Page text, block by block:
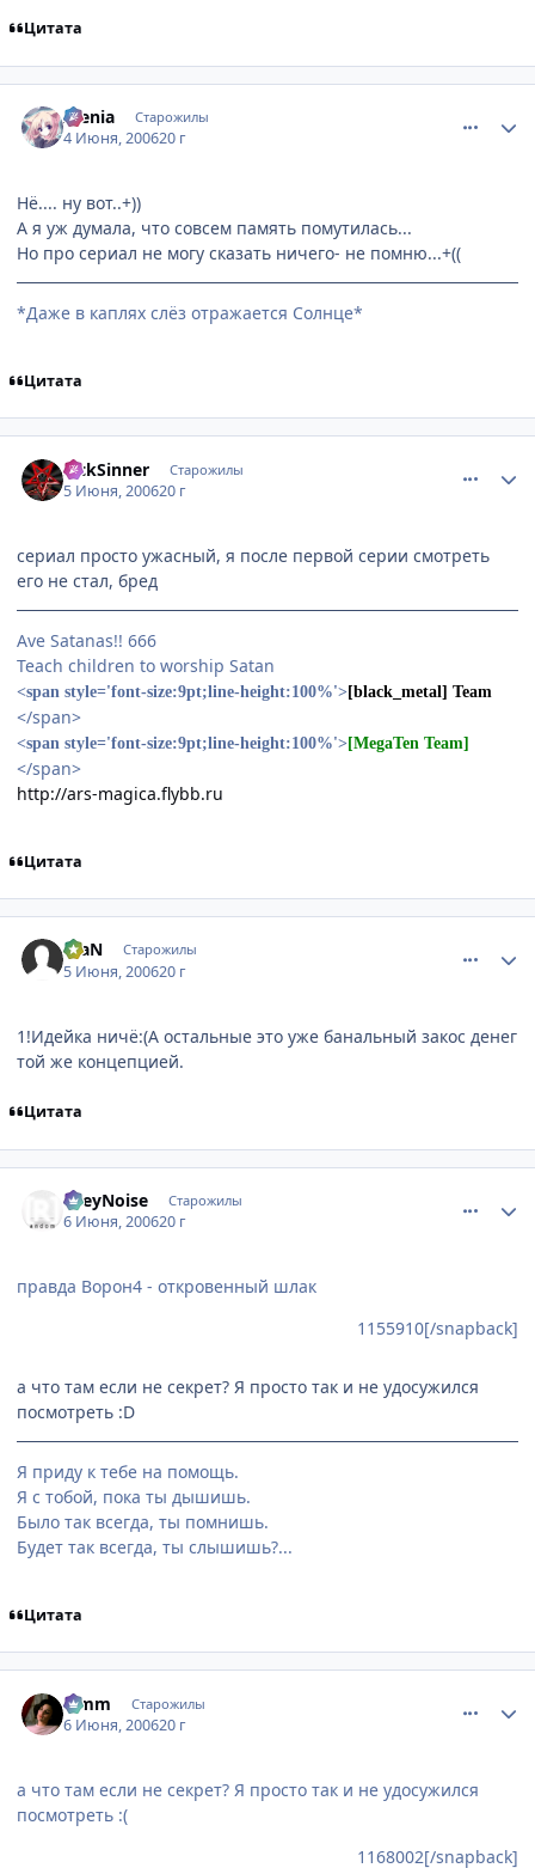
Цитата
Alenia Старожилы
4 Июня, 200620 г
Нё.... ну вот..+))
А я уж думала, что совсем память помутилась...
Но про сериал не могу сказать ничего- не помню...+((
*Даже в каплях слёз отражается Солнце*
Цитата
SickSinner Старожилы
5 Июня, 200620 г
сериал просто ужасный, я после первой серии смотреть
его не стал, бред
Ave Satanas!! 666
Teach children to worship Satan
<span style='font-size:9pt;line-height:100%'>[black_metal] Team
</span>
<span style='font-size:9pt;line-height:100%'>[MegaTen Team]
</span>
http://ars-magica.flybb.ru
Цитата
FraN Старожилы
5 Июня, 200620 г
1!Идейка ничё:(А остальные это уже банальный закос денег
той же концепцией.
Цитата
GreyNoise Старожилы
6 Июня, 200620 г
правда Ворон4 - откровенный шлак
1155910[/snapback]
а что там если не секрет? Я просто так и не удосужился
посмотреть :D
Я приду к тебе на помощь.
Я с тобой, пока ты дышишь.
Было так всегда, ты помнишь.
Будет так всегда, ты слышишь?...
Цитата
Limm Старожилы
6 Июня, 200620 г
а что там если не секрет? Я просто так и не удосужился
посмотреть :(
1168002[/snapback]